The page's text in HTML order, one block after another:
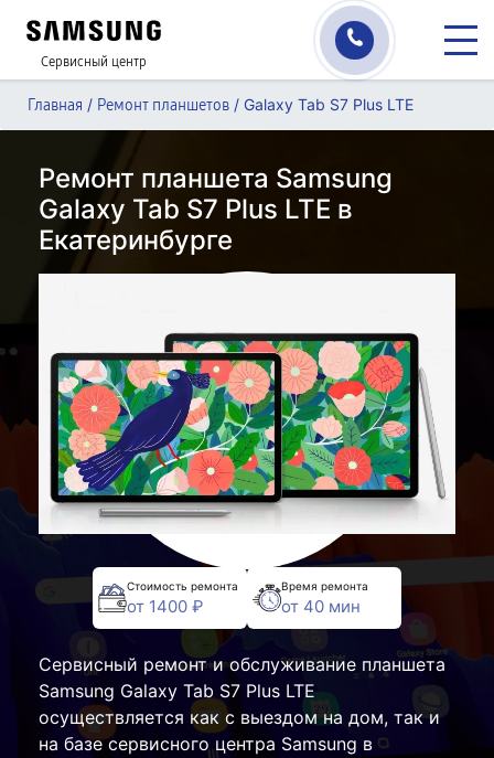
Сервисный центр
Главная / Ремонт планшетов / Galaxy Tab S7 Plus LTE
Ремонт планшета Samsung
Galaxy Tab S7 Plus LTE в
Екатеринбурге
Стоимость ремонта
от 1400 ₽
Время ремонта
от 40 мин
Сервисный ремонт и обслуживание планшета
Samsung Galaxy Tab S7 Plus LTE
осуществляется как с выездом на дом, так и
на базе сервисного центра Samsung в